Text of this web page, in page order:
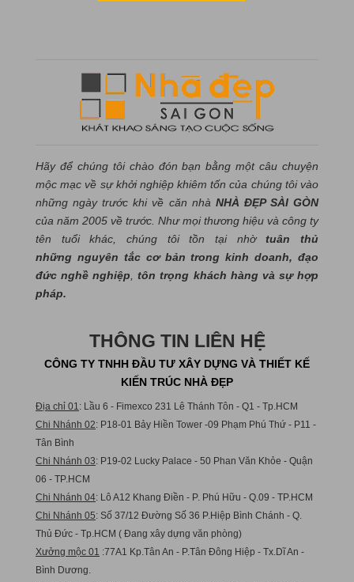
Hãy để chúng tôi chào đón bạn bằng một câu chuyện
mộc mạc về sự khởi nghiệp khiêm tốn của chúng tôi vào
những ngày trước khi về căn nhà NHÀ ĐẸP SÀI GÒN
của năm 2005 về trước. Như mọi thương hiệu và công ty
tên tuổi khác, chúng tôi tồn tại nhờtuân thủ
những nguyên tắc cơ bản trong kinh doanh, đạo
đức nghề nghiệp ,tôn trọng khách hàng và sự hợp
pháp.
THÔNG TIN LIÊN HỆ
CÔNG TY TNHH ĐẦU TƯ XÂY DỰNG VÀ THIẾT KẾ
KIẾN TRÚC NHÀ ĐẸP
Địa chỉ 01 : Lầu 6 - Fimexco 231 Lê Thánh Tôn - Q1 - Tp.HCM
Chi Nhánh 02: P18-01 Bảy Hiền Tower -09 Phạm Phú Thứ - P11 -
Tân Bình
Chi Nhánh 03: P19-02 Lucky Palace - 50 Phan Văn Khỏe - Quận
06 - TP.HCM
Chi Nhánh 04: Lô A12 Khang Điền - P. Phú Hữu - Q.09 - TP.HCM
Chi Nhánh 05: Số 37/12 Đường Số 36 P.Hiệp Bình Chánh - Q.
Thủ Đức - Tp.HCM ( Đang xây dựng văn phòng)
Xưởng mộc 01
:77A1 Kp.Tân An - P.Tân Đông Hiệp - Tx.Dĩ An -
Bình Dương.